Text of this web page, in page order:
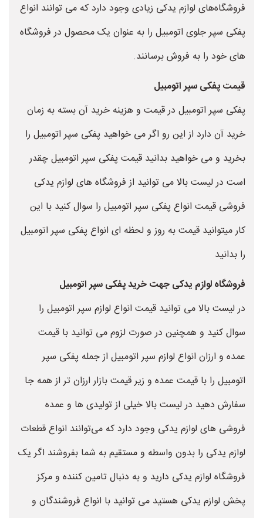
فروشگاه‌های لوازم یدکی زیادی وجود دارد که می توانند انواع
پفکی سپر جلوی اتومبیل را به عنوان یک محصول در فروشگاه
های خود را به فروش برسانند.
قیمت پفکی سپر اتومبیل
پفکی سپر اتومبیل در قیمت و هزینه خرید آن بسته به زمان
خرید آن دارد از این رو اگر می خواهید پفکی سپر اتومبیل را
بخرید و می خواهید بدانید قیمت پفکی سپر اتومبیل چقدر
است در لیست بالا می توانید از فروشگاه های لوازم یدکی
فروشی قیمت انواع پفکی سپر اتومبیل را سوال کنید با این
کار میتوانید قیمت به روز و لحظه ای انواع پفکی سپر اتومبیل
را بدانید
فروشگاه لوازم یدکی جهت خرید پفکی سپر اتومبیل
در لیست بالا می توانید قیمت انواع لوازم سپر اتومبیل را
سوال کنید و همچنین در صورت لزوم می توانید با قیمت
عمده و ارزان انواع لوازم سپر اتومبیل از جمله پفکی سپر
اتومبیل را با قیمت عمده و زیر قیمت بازار ارزان تر از همه جا
سفارش دهید در لیست بالا خیلی از تولیدی ها و عمده
فروشی های لوازم یدکی وجود دارد که می‌توانند انواع قطعات
لوازم یدکی را بدون واسطه و مستقیم به شما بفروشند اگر یک
فروشگاه لوازم یدکی دارید و به دنبال تامین کننده و مرکز
پخش لوازم یدکی هستید می توانید با انواع فروشندگان و